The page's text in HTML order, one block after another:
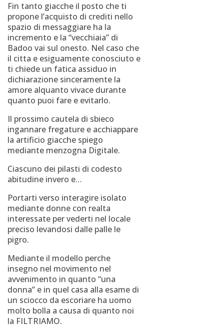
Fin tanto giacche il posto che ti
propone l’acquisto di crediti nello
spazio di messaggiare ha la
incremento e la “vecchiaia” di
Badoo vai sul onesto. Nel caso che
il citta e esiguamente conosciuto e
ti chiede un fatica assiduo in
dichiarazione sinceramente la
amore alquanto vivace durante
quanto puoi fare e evitarlo.
Il prossimo cautela di sbieco
ingannare fregature e acchiappare
la artificio giacche spiego
mediante menzogna Digitale.
Ciascuno dei pilasti di codesto
abitudine invero e…
Portarti verso interagire isolato
mediante donne con realta
interessate per vederti nel locale
preciso levandosi dalle palle le
pigro.
Mediante il modello perche
insegno nel movimento nel
avvenimento in quanto “una
donna” e in quel casa alla esame di
un sciocco da escoriare ha uomo
molto bolla a causa di quanto noi
la FILTRIAMO.